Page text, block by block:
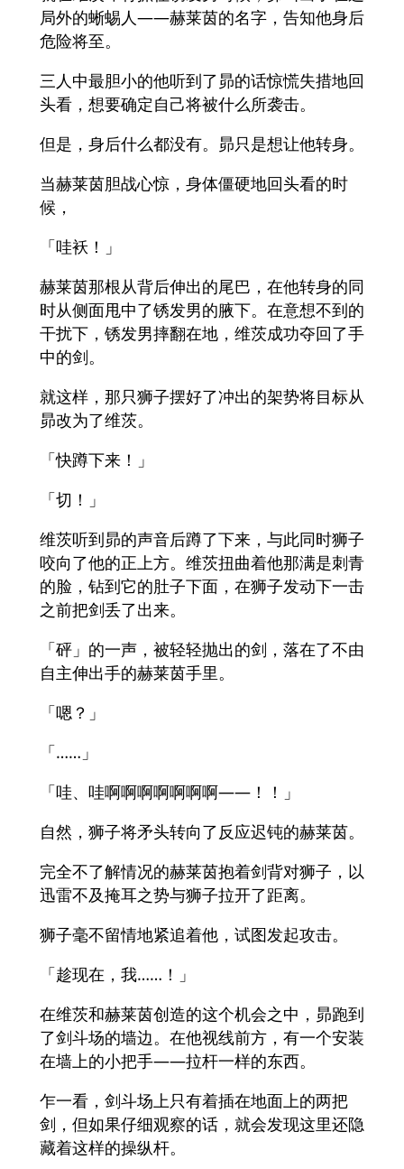
局外的蜥蜴人——赫莱茵的名字，告知他身后
危险将至。
三人中最胆小的他听到了昴的话惊慌失措地回
头看，想要确定自己将被什么所袭击。
但是，身后什么都没有。昴只是想让他转身。
当赫莱茵胆战心惊，身体僵硬地回头看的时
候，
「哇袄！」
赫莱茵那根从背后伸出的尾巴，在他转身的同
时从侧面甩中了锈发男的腋下。在意想不到的
干扰下，锈发男摔翻在地，维茨成功夺回了手
中的剑。
就这样，那只狮子摆好了冲出的架势将目标从
昴改为了维茨。
「快蹲下来！」
「切！」
维茨听到昴的声音后蹲了下来，与此同时狮子
咬向了他的正上方。维茨扭曲着他那满是刺青
的脸，钻到它的肚子下面，在狮子发动下一击
之前把剑丢了出来。
「砰」的一声，被轻轻抛出的剑，落在了不由
自主伸出手的赫莱茵手里。
「嗯？」
「……」
「哇、哇啊啊啊啊啊啊啊——！！」
自然，狮子将矛头转向了反应迟钝的赫莱茵。
完全不了解情况的赫莱茵抱着剑背对狮子，以
迅雷不及掩耳之势与狮子拉开了距离。
狮子毫不留情地紧追着他，试图发起攻击。
「趁现在，我……！」
在维茨和赫莱茵创造的这个机会之中，昴跑到
了剑斗场的墙边。在他视线前方，有一个安装
在墙上的小把手——拉杆一样的东西。
乍一看，剑斗场上只有着插在地面上的两把
剑，但如果仔细观察的话，就会发现这里还隐
藏着这样的操纵杆。